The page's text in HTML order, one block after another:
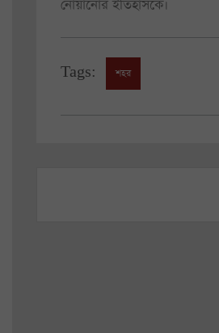
নোয়ানোর ইতিহাসকে।
Tags: শহর